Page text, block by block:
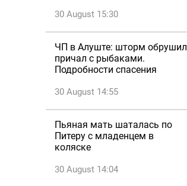
30 August 15:30
ЧП в Алуште: шторм обрушил
причал с рыбаками.
Подробности спасения
30 August 14:55
Пьяная мать шаталась по
Питеру с младенцем в
коляске
30 August 14:04